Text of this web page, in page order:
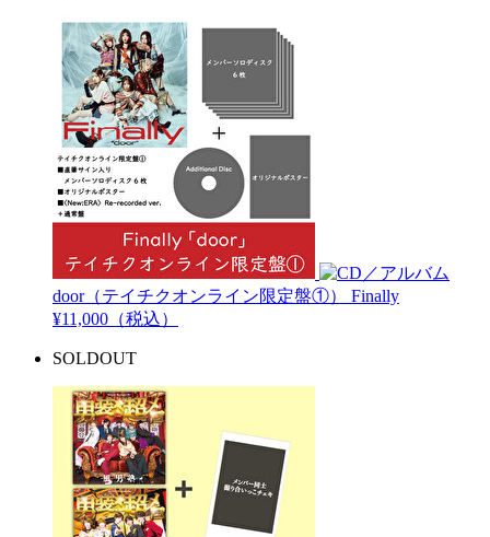
door（テイチクオンライン限定盤①） Finally
¥11,000（税込）
SOLDOUT